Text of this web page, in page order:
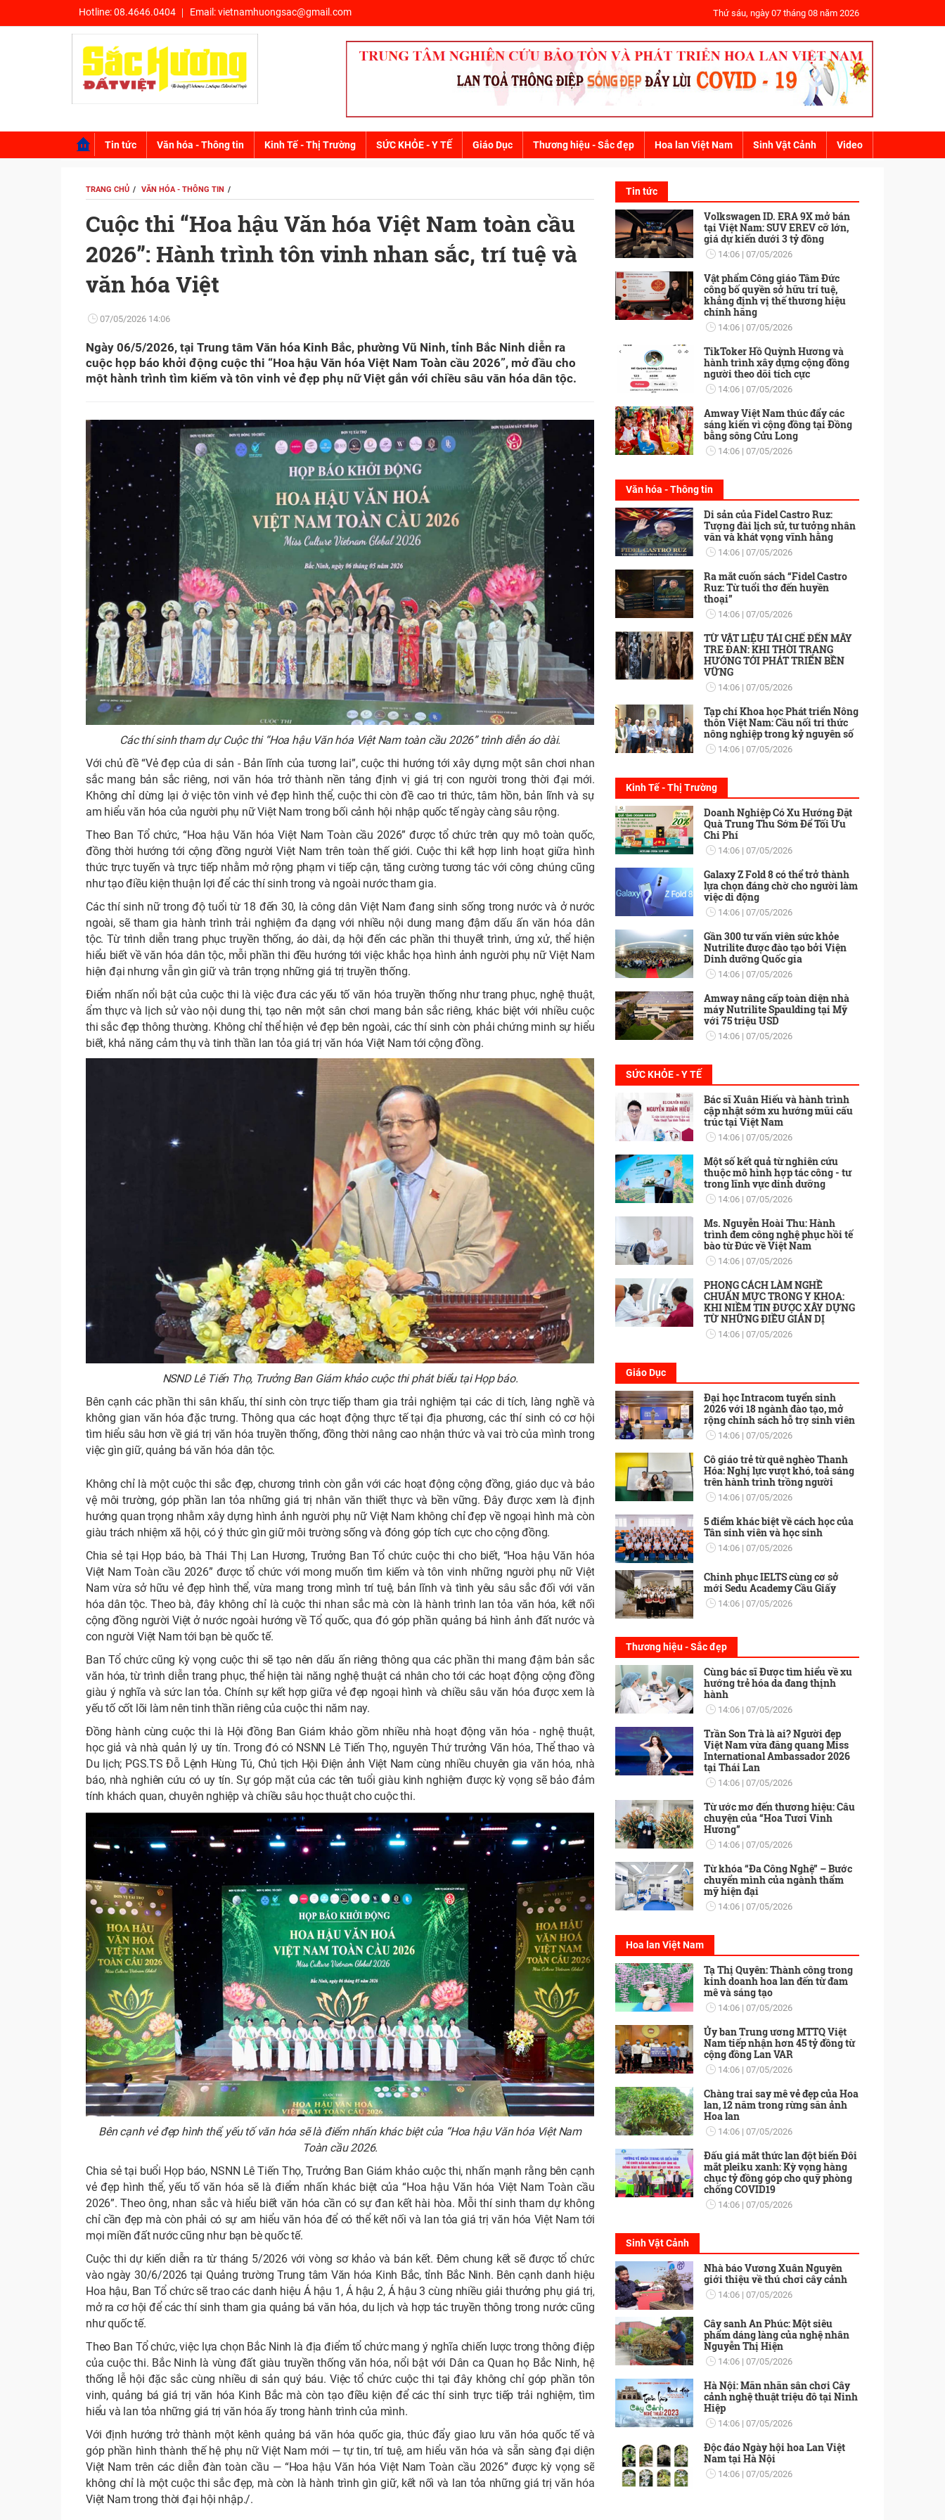
Hotline:08.4646.0404 Email:vietnamhuongsac@gmail.com Thứ sáu, ngày 07 tháng 08 năm 2026
Tin tức Văn hóa - Thông tin Kinh Tế - Thị Trường SỨC KHỎE - Y TẾ Giáo Dục Thương hiệu - Sắc đẹp Hoa lan Việt Nam Sinh Vật Cảnh Video
TRANG CHỦ VĂN HÓA - THÔNG TIN
Cuộc thi “Hoa hậu Văn hóa Việt Nam toàn cầu
2026”: Hành trình tôn vinh nhan sắc, trí tuệ và
văn hóa Việt
07/05/2026 14:06
Ngày 06/5/2026, tại Trung tâm Văn hóa Kinh Bắc, phường Vũ Ninh, tỉnh Bắc Ninh diễn ra
cuộc họp báo khởi động cuộc thi “Hoa hậu Văn hóa Việt Nam Toàn cầu 2026”, mở đầu cho
một hành trình tìm kiếm và tôn vinh vẻ đẹp phụ nữ Việt gắn với chiều sâu văn hóa dân tộc.
Các thí sinh tham dự Cuộc thi “Hoa hậu Văn hóa Việt Nam toàn cầu 2026” trình diễn áo dài.
Với chủ đề “Vẻ đẹp của di sản - Bản lĩnh của tương lai”, cuộc thi hướng tới xây dựng một sân chơi nhan
sắc mang bản sắc riêng, nơi văn hóa trở thành nền tảng định vị giá trị con người trong thời đại mới.
Không chỉ dừng lại ở việc tôn vinh vẻ đẹp hình thể, cuộc thi còn đề cao tri thức, tâm hồn, bản lĩnh và sự
am hiểu văn hóa của người phụ nữ Việt Nam trong bối cảnh hội nhập quốc tế ngày càng sâu rộng.
Theo Ban Tổ chức, “Hoa hậu Văn hóa Việt Nam Toàn cầu 2026” được tổ chức trên quy mô toàn quốc,
đồng thời hướng tới cộng đồng người Việt Nam trên toàn thế giới. Cuộc thi kết hợp linh hoạt giữa hình
thức trực tuyến và trực tiếp nhằm mở rộng phạm vi tiếp cận, tăng cường tương tác với công chúng cũng
như tạo điều kiện thuận lợi để các thí sinh trong và ngoài nước tham gia.
Các thí sinh nữ trong độ tuổi từ 18 đến 30, là công dân Việt Nam đang sinh sống trong nước và ở nước
ngoài, sẽ tham gia hành trình trải nghiệm đa dạng với nhiều nội dung mang đậm dấu ấn văn hóa dân
tộc. Từ trình diễn trang phục truyền thống, áo dài, dạ hội đến các phần thi thuyết trình, ứng xử, thể hiện
hiểu biết về văn hóa dân tộc, mỗi phần thi đều hướng tới việc khắc họa hình ảnh người phụ nữ Việt Nam
hiện đại nhưng vẫn gìn giữ và trân trọng những giá trị truyền thống.
Điểm nhấn nổi bật của cuộc thi là việc đưa các yếu tố văn hóa truyền thống như trang phục, nghệ thuật,
ẩm thực và lịch sử vào nội dung thi, tạo nên một sân chơi mang bản sắc riêng, khác biệt với nhiều cuộc
thi sắc đẹp thông thường. Không chỉ thể hiện vẻ đẹp bên ngoài, các thí sinh còn phải chứng minh sự hiểu
biết, khả năng cảm thụ và tinh thần lan tỏa giá trị văn hóa Việt Nam tới cộng đồng.
NSND Lê Tiến Thọ, Trưởng Ban Giám khảo cuộc thi phát biểu tại Họp báo.
Bên cạnh các phần thi sân khấu, thí sinh còn trực tiếp tham gia trải nghiệm tại các di tích, làng nghề và
không gian văn hóa đặc trưng. Thông qua các hoạt động thực tế tại địa phương, các thí sinh có cơ hội
tìm hiểu sâu hơn về giá trị văn hóa truyền thống, đồng thời nâng cao nhận thức và vai trò của mình trong
việc gìn giữ, quảng bá văn hóa dân tộc.
Không chỉ là một cuộc thi sắc đẹp, chương trình còn gắn với các hoạt động cộng đồng, giáo dục và bảo
vệ môi trường, góp phần lan tỏa những giá trị nhân văn thiết thực và bền vững. Đây được xem là định
hướng quan trọng nhằm xây dựng hình ảnh người phụ nữ Việt Nam không chỉ đẹp về ngoại hình mà còn
giàu trách nhiệm xã hội, có ý thức gìn giữ môi trường sống và đóng góp tích cực cho cộng đồng.
Chia sẻ tại Họp báo, bà Thái Thị Lan Hương, Trưởng Ban Tổ chức cuộc thi cho biết, “Hoa hậu Văn hóa
Việt Nam Toàn cầu 2026” được tổ chức với mong muốn tìm kiếm và tôn vinh những người phụ nữ Việt
Nam vừa sở hữu vẻ đẹp hình thể, vừa mang trong mình trí tuệ, bản lĩnh và tình yêu sâu sắc đối với văn
hóa dân tộc. Theo bà, đây không chỉ là cuộc thi nhan sắc mà còn là hành trình lan tỏa văn hóa, kết nối
cộng đồng người Việt ở nước ngoài hướng về Tổ quốc, qua đó góp phần quảng bá hình ảnh đất nước và
con người Việt Nam tới bạn bè quốc tế.
Ban Tổ chức cũng kỳ vọng cuộc thi sẽ tạo nên dấu ấn riêng thông qua các phần thi mang đậm bản sắc
văn hóa, từ trình diễn trang phục, thể hiện tài năng nghệ thuật cá nhân cho tới các hoạt động cộng đồng
giàu ý nghĩa và sức lan tỏa. Chính sự kết hợp giữa vẻ đẹp ngoại hình và chiều sâu văn hóa được xem là
yếu tố cốt lõi làm nên tinh thần riêng của cuộc thi năm nay.
Đồng hành cùng cuộc thi là Hội đồng Ban Giám khảo gồm nhiều nhà hoạt động văn hóa - nghệ thuật,
học giả và nhà quản lý uy tín. Trong đó có NSNN Lê Tiến Thọ, nguyên Thứ trưởng Văn hóa, Thể thao và
Du lịch; PGS.TS Đỗ Lệnh Hùng Tú, Chủ tịch Hội Điện ảnh Việt Nam cùng nhiều chuyên gia văn hóa, nhà
báo, nhà nghiên cứu có uy tín. Sự góp mặt của các tên tuổi giàu kinh nghiệm được kỳ vọng sẽ bảo đảm
tính khách quan, chuyên nghiệp và chiều sâu học thuật cho cuộc thi.
Bên cạnh vẻ đẹp hình thể, yếu tố văn hóa sẽ là điểm nhấn khác biệt của “Hoa hậu Văn hóa Việt Nam
Toàn cầu 2026.
Chia sẻ tại buổi Họp báo, NSNN Lê Tiến Thọ, Trưởng Ban Giám khảo cuộc thi, nhấn mạnh rằng bên cạnh
vẻ đẹp hình thể, yếu tố văn hóa sẽ là điểm nhấn khác biệt của “Hoa hậu Văn hóa Việt Nam Toàn cầu
2026”. Theo ông, nhan sắc và hiểu biết văn hóa cần có sự đan kết hài hòa. Mỗi thí sinh tham dự không
chỉ cần đẹp mà còn phải có sự am hiểu văn hóa để có thể kết nối và lan tỏa giá trị văn hóa Việt Nam tới
mọi miền đất nước cũng như bạn bè quốc tế.
Cuộc thi dự kiến diễn ra từ tháng 5/2026 với vòng sơ khảo và bán kết. Đêm chung kết sẽ được tổ chức
vào ngày 30/6/2026 tại Quảng trường Trung tâm Văn hóa Kinh Bắc, tỉnh Bắc Ninh. Bên cạnh danh hiệu
Hoa hậu, Ban Tổ chức sẽ trao các danh hiệu Á hậu 1, Á hậu 2, Á hậu 3 cùng nhiều giải thưởng phụ giá trị,
mở ra cơ hội để các thí sinh tham gia quảng bá văn hóa, du lịch và hợp tác truyền thông trong nước cũng
như quốc tế.
Theo Ban Tổ chức, việc lựa chọn Bắc Ninh là địa điểm tổ chức mang ý nghĩa chiến lược trong thông điệp
của cuộc thi. Bắc Ninh là vùng đất giàu truyền thống văn hóa, nổi bật với Dân ca Quan họ Bắc Ninh, hệ
thống lễ hội đặc sắc cùng nhiều di sản quý báu. Việc tổ chức cuộc thi tại đây không chỉ góp phần tôn
vinh, quảng bá giá trị văn hóa Kinh Bắc mà còn tạo điều kiện để các thí sinh trực tiếp trải nghiệm, tìm
hiểu và lan tỏa những giá trị văn hóa ấy trong hành trình của mình.
Với định hướng trở thành một kênh quảng bá văn hóa quốc gia, thúc đẩy giao lưu văn hóa quốc tế và
góp phần hình thành thế hệ phụ nữ Việt Nam mới — tự tin, trí tuệ, am hiểu văn hóa và sẵn sàng đại diện
Việt Nam trên các diễn đàn toàn cầu — “Hoa hậu Văn hóa Việt Nam Toàn cầu 2026” được kỳ vọng sẽ
không chỉ là một cuộc thi sắc đẹp, mà còn là hành trình gìn giữ, kết nối và lan tỏa những giá trị văn hóa
Việt Nam trong thời đại hội nhập./.
Tin tức
Volkswagen ID. ERA 9X mở bán
tại Việt Nam: SUV EREV cỡ lớn,
giá dự kiến dưới 3 tỷ đồng
14:06 07/05/2026
Vật phẩm Công giáo Tâm Đức
công bố quyền sở hữu trí tuệ,
khẳng định vị thế thương hiệu
chính hãng
14:06 07/05/2026
TikToker Hồ Quỳnh Hương và
hành trình xây dựng cộng đồng
người theo dõi tích cực
14:06 07/05/2026
Amway Việt Nam thúc đẩy các
sáng kiến vì cộng đồng tại Đồng
bằng sông Cửu Long
14:06 07/05/2026
Văn hóa - Thông tin
Di sản của Fidel Castro Ruz:
Tượng đài lịch sử, tư tưởng nhân
văn và khát vọng vĩnh hằng
14:06 07/05/2026
Ra mắt cuốn sách “Fidel Castro
Ruz: Từ tuổi thơ đến huyền
thoại”
14:06 07/05/2026
TỪ VẬT LIỆU TÁI CHẾ ĐẾN MÂY
TRE ĐAN: KHI THỜI TRANG
HƯỚNG TỚI PHÁT TRIỂN BỀN
VỮNG
14:06 07/05/2026
Tạp chí Khoa học Phát triển Nông
thôn Việt Nam: Cầu nối tri thức
nông nghiệp trong kỷ nguyên số
14:06 07/05/2026
Kinh Tế - Thị Trường
Doanh Nghiệp Có Xu Hướng Đặt
Quà Trung Thu Sớm Để Tối Ưu
Chi Phí
14:06 07/05/2026
Galaxy Z Fold 8 có thể trở thành
lựa chọn đáng chờ cho người làm
việc di động
14:06 07/05/2026
Gần 300 tư vấn viên sức khỏe
Nutrilite được đào tạo bởi Viện
Dinh dưỡng Quốc gia
14:06 07/05/2026
Amway nâng cấp toàn diện nhà
máy Nutrilite Spaulding tại Mỹ
với 75 triệu USD
14:06 07/05/2026
SỨC KHỎE - Y TẾ
Bác sĩ Xuân Hiếu và hành trình
cập nhật sớm xu hướng mũi cấu
trúc tại Việt Nam
14:06 07/05/2026
Một số kết quả từ nghiên cứu
thuộc mô hình hợp tác công - tư
trong lĩnh vực dinh dưỡng
14:06 07/05/2026
Ms. Nguyễn Hoài Thu: Hành
trình đem công nghệ phục hồi tế
bào từ Đức về Việt Nam
14:06 07/05/2026
PHONG CÁCH LÀM NGHỀ
CHUẨN MỰC TRONG Y KHOA:
KHI NIỀM TIN ĐƯỢC XÂY DỰNG
TỪ NHỮNG ĐIỀU GIẢN DỊ
14:06 07/05/2026
Giáo Dục
Đại học Intracom tuyển sinh
2026 với 18 ngành đào tạo, mở
rộng chính sách hỗ trợ sinh viên
14:06 07/05/2026
Cô giáo trẻ từ quê nghèo Thanh
Hóa: Nghị lực vượt khó, toả sáng
trên hành trình trồng người
14:06 07/05/2026
5 điểm khác biệt về cách học của
Tân sinh viên và học sinh
14:06 07/05/2026
Chinh phục IELTS cùng cơ sở
mới Sedu Academy Cầu Giấy
14:06 07/05/2026
Thương hiệu - Sắc đẹp
Cùng bác sĩ Được tìm hiểu về xu
hướng trẻ hóa da đang thịnh
hành
14:06 07/05/2026
Trần Son Trà là ai? Người đẹp
Việt Nam vừa đăng quang Miss
International Ambassador 2026
tại Thái Lan
14:06 07/05/2026
Từ ước mơ đến thương hiệu: Câu
chuyện của “Hoa Tươi Vinh
Hương”
14:06 07/05/2026
Từ khóa “Đa Công Nghệ” – Bước
chuyển mình của ngành thẩm
mỹ hiện đại
14:06 07/05/2026
Hoa lan Việt Nam
Tạ Thị Quyên: Thành công trong
kinh doanh hoa lan đến từ đam
mê và sáng tạo
14:06 07/05/2026
Ủy ban Trung ương MTTQ Việt
Nam tiếp nhận hơn 45 tỷ đồng từ
cộng đồng Lan VAR
14:06 07/05/2026
Chàng trai say mê vẻ đẹp của Hoa
lan, 12 năm trong rừng săn ảnh
Hoa lan
14:06 07/05/2026
Đấu giá mắt thức lan đột biến Đôi
mắt pleiku xanh: Kỳ vọng hàng
chục tỷ đồng góp cho quỹ phòng
chống COVID19
14:06 07/05/2026
Sinh Vật Cảnh
Nhà báo Vương Xuân Nguyên
giới thiệu về thú chơi cây cảnh
14:06 07/05/2026
Cây sanh An Phúc: Một siêu
phẩm dáng làng của nghệ nhân
Nguyễn Thị Hiện
14:06 07/05/2026
Hà Nội: Mãn nhãn sân chơi Cây
cảnh nghệ thuật triệu đô tại Ninh
Hiệp
14:06 07/05/2026
Độc đáo Ngày hội hoa Lan Việt
Nam tại Hà Nội
14:06 07/05/2026